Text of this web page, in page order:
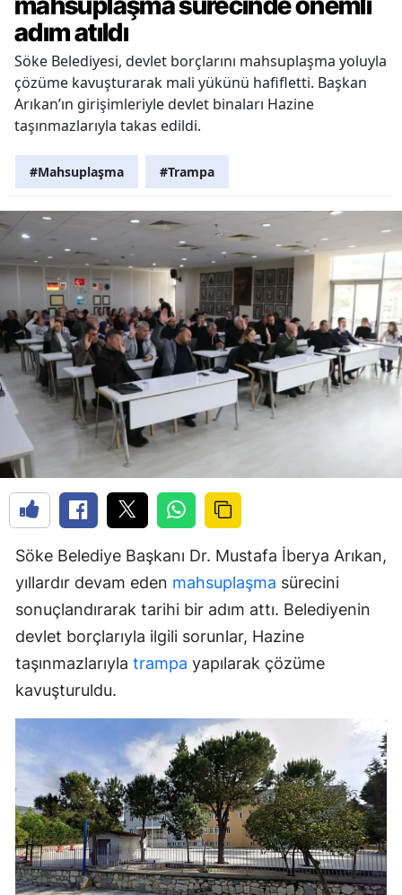
adım atıldı
Söke Belediyesi, devlet borçlarını mahsuplaşma yoluyla
çözüme kavuşturarak mali yükünü hafifletti. Başkan
Arıkan’ın girişimleriyle devlet binaları Hazine
taşınmazlarıyla takas edildi.
#Mahsuplaşma #Trampa
Söke Belediye Başkanı Dr. Mustafa İberya Arıkan,
yıllardır devam eden mahsuplaşma sürecini
sonuçlandırarak tarihi bir adım attı. Belediyenin
devlet borçlarıyla ilgili sorunlar, Hazine
taşınmazlarıyla trampa yapılarak çözüme
kavuşturuldu.